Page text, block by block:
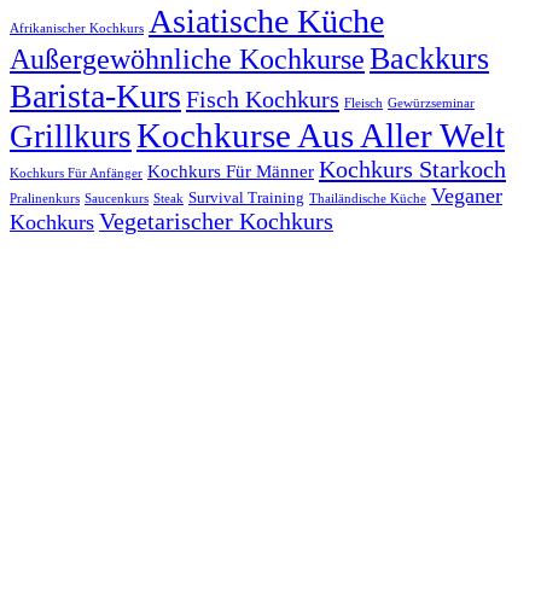
Afrikanischer Kochkurs Asiatische Küche
Außergewöhnliche KochkurseBackkurs
Barista-Kurs Fisch Kochkurs Fleisch Gewürzseminar
GrillkursKochkurse Aus Aller Welt
Kochkurs Für Anfänger Kochkurs Für Männer Kochkurs Starkoch
Pralinenkurs Saucenkurs Steak Survival Training Thailändische Küche Veganer
Kochkurs Vegetarischer Kochkurs